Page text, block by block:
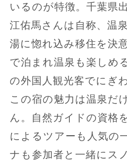
いるのが特徴。千葉県
江佑馬さんは自称、温
湯に惚れ込み移住を決
で泊まれ温泉も楽しめ
の外国人観光客でにぎ
この宿の魅力は温泉だ
ん。自然ガイドの資格
によるツアーも人気の
ナも参加者と一緒にス